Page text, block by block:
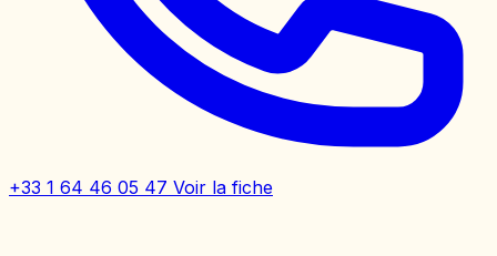
+33 1 64 46 05 47 Voir la fiche